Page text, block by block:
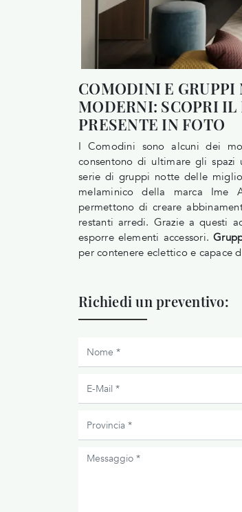
COMODINI E
MODERNI: SCOPRI IL
PRESENTE IN FOTO
I Comodini sono alcuni dei
consentono di ultimare gli
serie di gruppi notte delle
melaminico della marca Ime
permettono di creare
restanti arredi. Grazie a questi
esporre elementi accessori.
per contenere eclettico e capace
Richiedi un preventivo: